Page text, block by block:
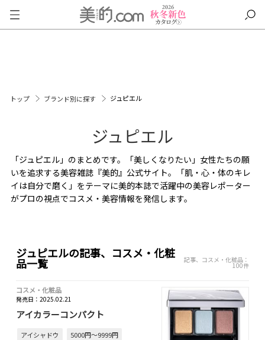
トップ ブランド別に探す ジュピエル
ジュピエル
「ジュピエル」のまとめです。「美しくなりたい」女性たちの願
いを追求する美容雑誌『美的』公式サイト。「肌・心・体のキレ
イは自分で磨く」をテーマに美的本誌で活躍中の美容レポーター
がプロの視点でコスメ・美容情報を発信します。
ジュピエルの記事、コスメ・化粧
品一覧 記事、コスメ・化粧品：
100件
コスメ・化粧品
発売日：2025.02.21
アイカラーコンパクト
アイシャドウ 5000円～9999円